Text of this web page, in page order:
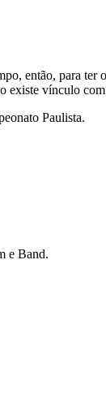
então, para
existe vínculo
Paulista.
e Band.